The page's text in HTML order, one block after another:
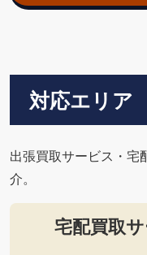
対応エリア
出張買取サービス・宅
介。
宅配買取